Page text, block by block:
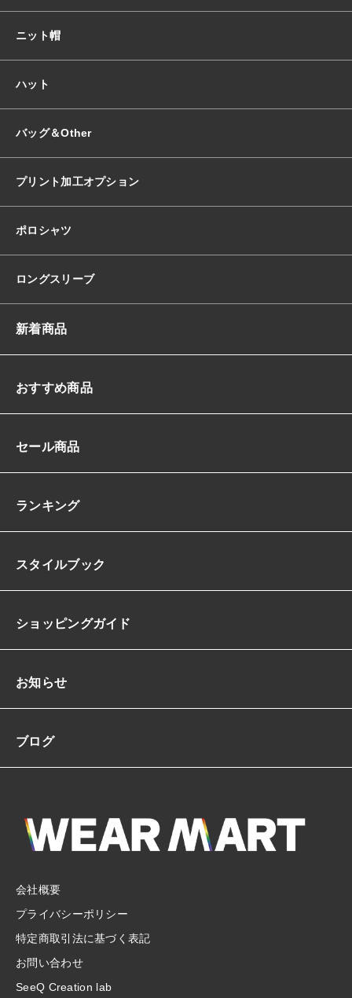
ニット帽
ハット
バッグ＆Other
プリント加工オプション
ポロシャツ
ロングスリーブ
新着商品
おすすめ商品
セール商品
ランキング
スタイルブック
ショッピングガイド
お知らせ
ブログ
会社概要
プライバシーポリシー
特定商取引法に基づく表記
お問い合わせ
SeeQ Creation lab